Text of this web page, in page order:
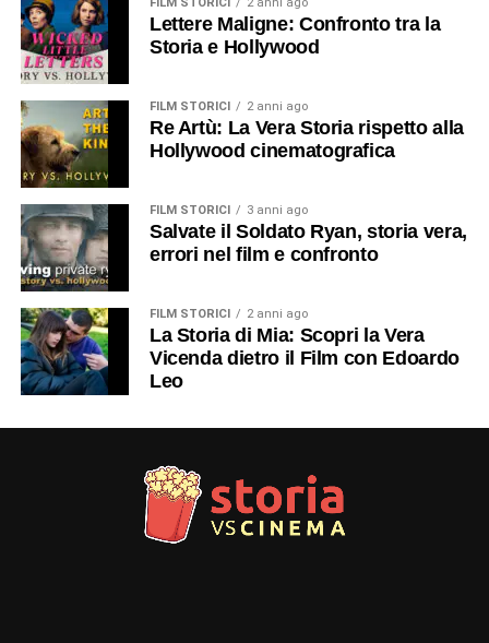
Lettere Maligne: Confronto tra la
Storia e Hollywood
FILM STORICI 2 anni ago
Re Artù: La Vera Storia rispetto alla
Hollywood cinematografica
FILM STORICI 3 anni ago
Salvate il Soldato Ryan, storia vera,
errori nel film e confronto
FILM STORICI 2 anni ago
La Storia di Mia: Scopri la Vera
Vicenda dietro il Film con Edoardo
Leo